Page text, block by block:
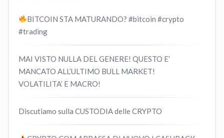
BITCOIN STA MATURANDO? #bitcoin #crypto
#trading
MAI VISTO NULLA DEL GENERE! QUESTO E’
MANCATO ALL’ULTIMO BULL MARKET!
VOLATILITA’ E MACRO!
Discutiamo sulla CUSTODIA delle CRYPTO